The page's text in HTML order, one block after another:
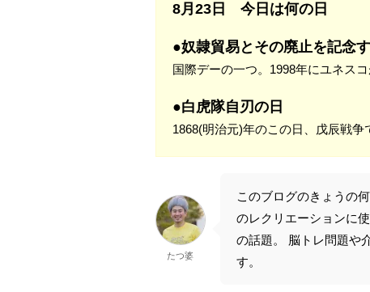
8月23日 今日は何の日
●奴隷貿易とその廃止を記念
国際デーの一つ。1998年にユネスコ
●白虎隊自刃の日
1868(明治元)年のこの日、戊辰戦争
たつ婆
このブログのきょうの
のレクリエーションに
の話題。 脳トレ問題や
す。